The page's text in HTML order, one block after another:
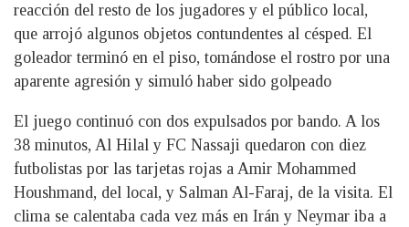
reacción del resto de los jugadores y el público local,
que arrojó algunos objetos contundentes al césped. El
goleador terminó en el piso, tomándose el rostro por una
aparente agresión y simuló haber sido golpeado
El juego continuó con dos expulsados por bando. A los
38 minutos, Al Hilal y FC Nassaji quedaron con diez
futbolistas por las tarjetas rojas a Amir Mohammed
Houshmand, del local, y Salman Al-Faraj, de la visita. El
clima se calentaba cada vez más en Irán y Neymar iba a